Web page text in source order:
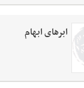
ابرهای ابهام